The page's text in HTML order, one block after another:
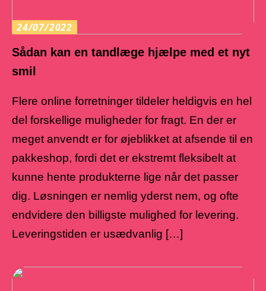
24/07/2022
Sådan kan en tandlæge hjælpe med et nyt
smil
Flere online forretninger tildeler heldigvis en hel
del forskellige muligheder for fragt. En der er
meget anvendt er for øjeblikket at afsende til en
pakkeshop, fordi det er ekstremt fleksibelt at
kunne hente produkterne lige når det passer
dig. Løsningen er nemlig yderst nem, og ofte
endvidere den billigste mulighed for levering.
Leveringstiden er usædvanlig […]